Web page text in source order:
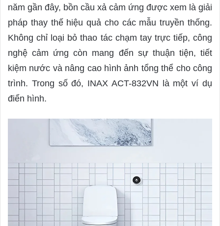
m
a
l
năm gần đây, bồn cầu xả cảm ứng được xem là giải
pháp thay thế hiệu quả cho các mẫu truyền thống.
Không chỉ loại bỏ thao tác chạm tay trực tiếp, công
nghệ cảm ứng còn mang đến sự thuận tiện, tiết
kiệm nước và nâng cao hình ảnh tổng thể cho công
trình. Trong số đó, INAX ACT-832VN là một ví dụ
điển hình.